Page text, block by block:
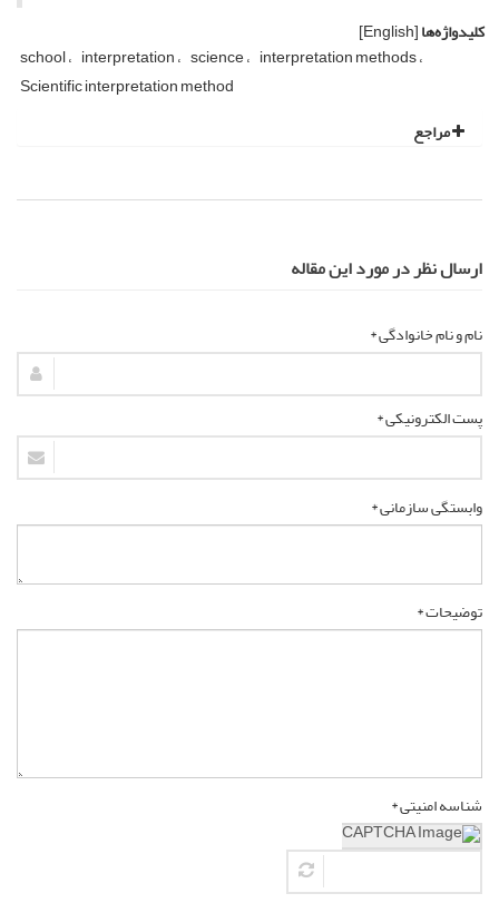
کلیدواژه‌ها[English]
school interpretation science interpretation methods
Scientific interpretation method
مراجع
ارسال نظر در مورد این مقاله
نام و نام خانوادگی *
پست الکترونیکی *
وابستگی سازمانی *
توضیحات *
شناسه امنیتی *